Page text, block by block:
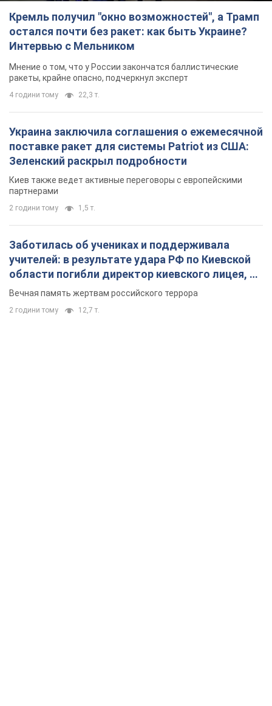
Кремль получил "окно возможностей", а Трамп
остался почти без ракет: как быть Украине?
Интервью с Мельником
Мнение о том, что у России закончатся баллистические
ракеты, крайне опасно, подчеркнул эксперт
4 години тому 22,3 т.
Украина заключила соглашения о ежемесячной
поставке ракет для системы Patriot из США:
Зеленский раскрыл подробности
Киев также ведет активные переговоры с европейскими
партнерами
2 години тому 1,5 т.
Заботилась об учениках и поддерживала
учителей: в результате удара РФ по Киевской
области погибли директор киевского лицея, её
муж и внук
Вечная память жертвам российского террора
2 години тому 12,7 т.